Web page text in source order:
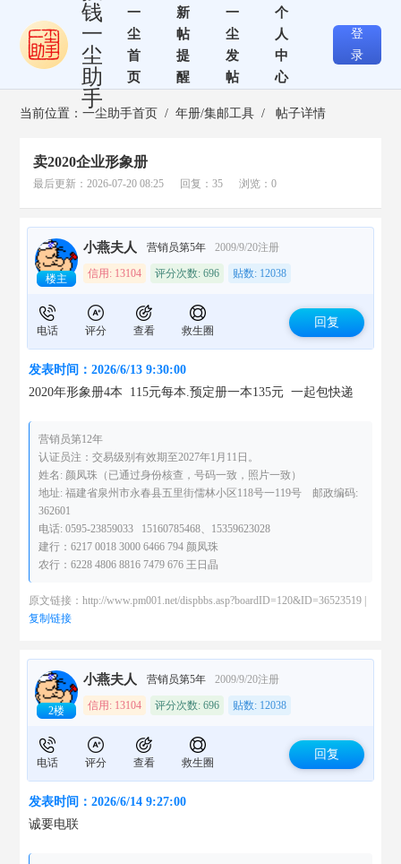
钱
一
尘
助
手
一
尘
首
页
新
帖
提
醒
一
尘
发
帖
个
人
中
心
登
录
当前位置：一尘助手首页 /年册/集邮工具 / 帖子详情
卖2020企业形象册
最后更新：2026-07-20 08:25 回复：35 浏览：0
楼主
小燕夫人 营销员第5年 2009/9/20注册
信用: 13104 评分次数: 696 贴数: 12038
电话 评分 查看 救生圈
回复
发表时间：2026/6/13 9:30:00
2020年形象册4本  115元每本.预定册一本135元  一起包快递
营销员第12年
认证员注：交易级别有效期至2027年1月11日。
姓名: 颜凤珠（已通过身份核查，号码一致，照片一致）
地址: 福建省泉州市永春县五里街儒林小区118号一119号 邮政编码:
362601
电话: 0595-23859033 15160785468、15359623028
建行：6217 0018 3000 6466 794 颜凤珠
农行：6228 4806 8816 7479 676 王日晶
原文链接：http://www.pm001.net/dispbbs.asp?boardID=120&ID=36523519 |
复制链接
2楼
小燕夫人 营销员第5年 2009/9/20注册
信用: 13104 评分次数: 696 贴数: 12038
电话 评分 查看 救生圈
回复
发表时间：2026/6/14 9:27:00
诚要电联